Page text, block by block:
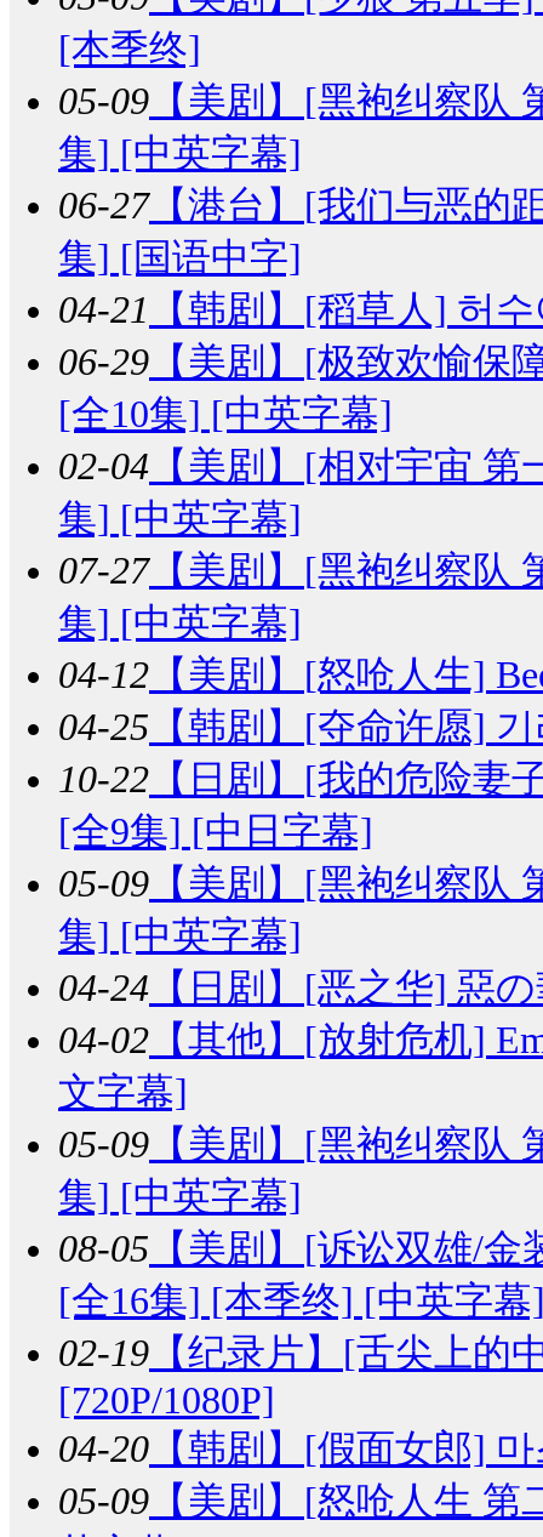
[本季终]
05-09 【美剧】 [黑袍纠察队
集] [中英字幕]
06-27【港台】 [我们与恶的
集] [国语中字]
04-21
【韩剧】 [稻草人] 허
06-29 【美剧】 [极致欢愉保
[全10集] [中英字幕]
02-04 【美剧】 [相对宇宙 第
集] [中英字幕]
07-27【美剧】 [黑袍纠察队
集] [中英字幕]
04-12 【美剧】 [怒呛人生]
04-25 【韩剧】 [夺命许愿]
10-22 【日剧】 [我的危险妻
[全9集] [中日字幕]
05-09 【美剧】 [黑袍纠察队
集] [中英字幕]
04-24 【日剧】 [恶之华] 惡
04-02 【其他】 [放射危机]
文字幕]
05-09 【美剧】 [黑袍纠察队
集] [中英字幕]
08-05 【美剧】 [诉讼双雄/金
[全16集] [本季终] [中英字幕
02-19 【纪录片】 [舌尖上的
[720P/1080P]
04-20 【韩剧】 [假面女郎]
05-09 【美剧】 [怒呛人生 第